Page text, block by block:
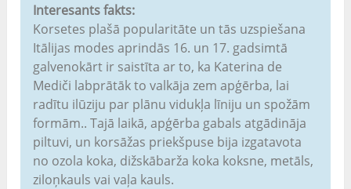
Interesants fakts:
Korsetes plašā popularitāte un tās uzspiešana
Itālijas modes aprindās 16. un 17. gadsimtā
galvenokārt ir saistīta ar to, ka Katerina de
Mediči labprātāk to valkāja zem apģērba, lai
radītu ilūziju par plānu vidukļa līniju un spožām
formām.. Tajā laikā, apģērba gabals atgādināja
piltuvi, un korsāžas priekšpuse bija izgatavota
no ozola koka, dižskābarža koka koksne, metāls,
ziloņkauls vai vaļa kauls.